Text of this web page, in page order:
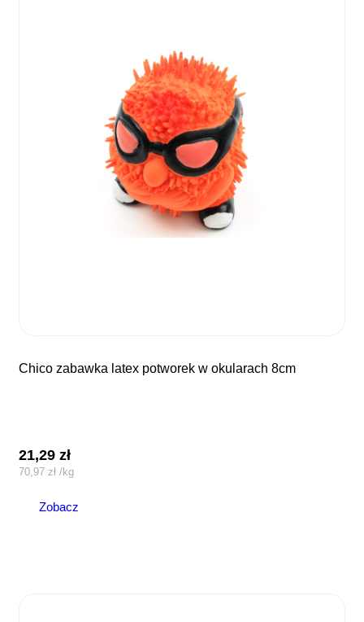
chico zabawka latex potworek w okularach 8cm
21,29zł
70,97zł /kg
Zobacz